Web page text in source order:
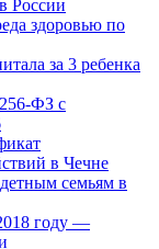
России
здоровью по
за 3 ребенка
ФЗ с
в Чечне
семьям в
году —